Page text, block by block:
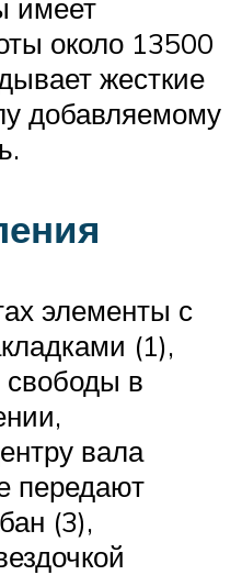
имеет
около 13500
жесткие
добавляемому
элементы с
(1),
в
вала
передают
(3),